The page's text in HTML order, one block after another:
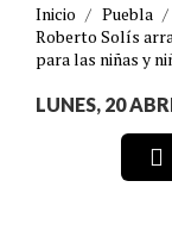
Inicio / Puebla /
Roberto Solís
para las niñas y
LUNES, 20